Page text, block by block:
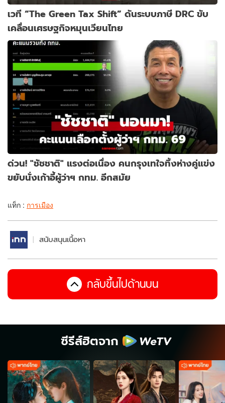
เวที “The Green Tax Shift” ดันระบบภาษี DRC ขับ
เคลื่อนเศรษฐกิจหมุนเวียนไทย
ด่วน! "ชัชชาติ" แรงต่อเนื่อง คนกรุงเทใจทิ้งห่างคู่แข่ง
ขยับนั่งเก้าอี้ผู้ว่าฯ กทม. อีกสมัย
แท็ก : การเมือง
สนับสนุนเนื้อหา
กลับขึ้นไปด้านบน
ซีรีส์ฮิตจาก